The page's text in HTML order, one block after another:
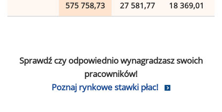
575 758,73 27 581,77 18 369,01
Sprawdź czy odpowiednio wynagradzasz swoich
pracowników!
Poznaj rynkowe stawki płac!